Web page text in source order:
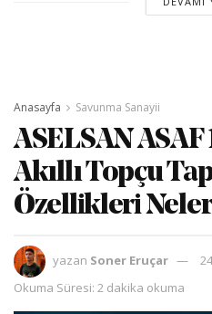
Anasayfa Savunma Sanayii
ASELSAN ASAF
Akıllı Topçu
Özellikleri
yazan Soner Eruçar
Okuma Süresi: 2 dakika okuma